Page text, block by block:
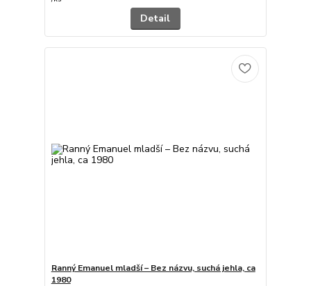
Detail
Ranný Emanuel mladší – Bez názvu, suchá jehla, ca
1980